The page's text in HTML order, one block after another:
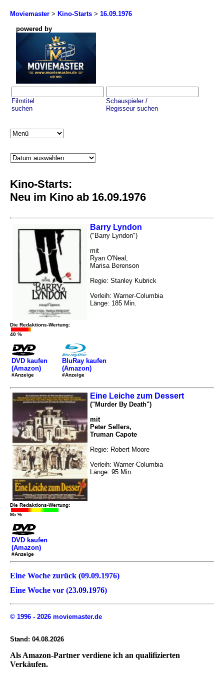
Moviemaster > Kino-Starts > 16.09.1976
powered by
Filmtitel
suchen
Schauspieler /
Regisseur suchen
Kino-Starts:
Neu im Kino ab 16.09.1976
Barry Lyndon
("Barry Lyndon")
mit
Ryan O'Neal,
Marisa Berenson
Regie: Stanley Kubrick
Verleih: Warner-Columbia
Länge: 185 Min.
Die Redaktions-Wertung:
40 %
DVD kaufen
(Amazon)
#Anzeige
BluRay kaufen
(Amazon)
#Anzeige
Eine Leiche zum Dessert
("Murder By Death")
mit
Peter Sellers,
Truman Capote
Regie: Robert Moore
Verleih: Warner-Columbia
Länge: 95 Min.
Die Redaktions-Wertung:
95 %
DVD kaufen
(Amazon)
#Anzeige
Eine Woche zurück (09.09.1976)
Eine Woche vor (23.09.1976)
© 1996 - 2026 moviemaster.de
Stand: 04.08.2026
Als Amazon-Partner verdiene ich an qualifizierten
Verkäufen.